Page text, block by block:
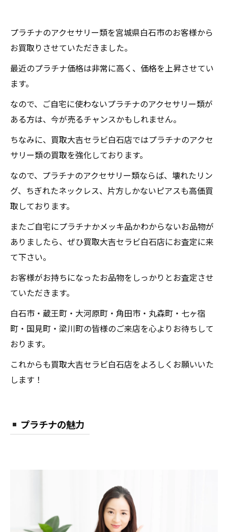
プラチナのアクセサリー類を宮城県白石市のお客様から
お買取りさせていただきました。
最近のプラチナ価格は非常に高く、価格を上昇させてい
ます。
なので、ご自宅に使わないプラチナのアクセサリー類が
ある方は、今が売るチャンスかもしれません。
ちなみに、買取大吉セラビ白石店ではプラチナのアクセ
サリー類の買取を強化しております。
なので、プラチナのアクセサリー類ならば、壊れたリン
グ、ちぎれたネックレス、片方しかないピアスも高価買
取しております。
またご自宅にプラチナかメッキ品かわからないお品物が
ありましたら、ぜひ買取大吉セラビ白石店にお査定に来
て下さい。
お客様がお持ちになったお品物をしっかりとお査定させ
ていただきます。
白石市・蔵王町・大河原町・角田市・丸森町・七ヶ宿
町・国見町・梁川町の皆様のご来店を心よりお待ちして
おります。
これからも買取大吉セラビ白石店をよろしくお願いいた
します！
プラチナの魅力